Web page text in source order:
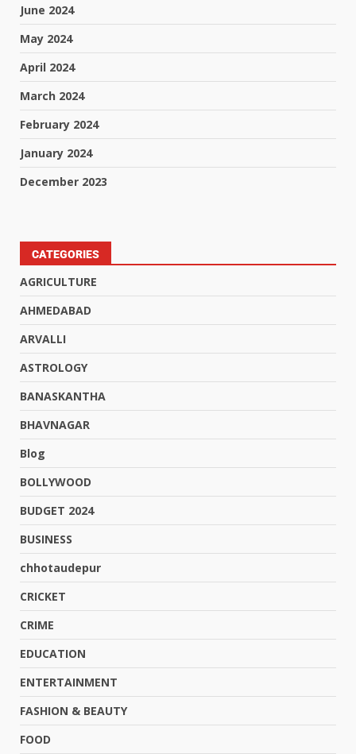
June 2024
May 2024
April 2024
March 2024
February 2024
January 2024
December 2023
CATEGORIES
AGRICULTURE
AHMEDABAD
ARVALLI
ASTROLOGY
BANASKANTHA
BHAVNAGAR
Blog
BOLLYWOOD
BUDGET 2024
BUSINESS
chhotaudepur
CRICKET
CRIME
EDUCATION
ENTERTAINMENT
FASHION & BEAUTY
FOOD